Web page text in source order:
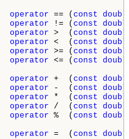
operator == ( const
operator != ( const
operator >  ( const
operator <  ( const
operator >= ( const
operator <= ( const
operator +  ( const
operator -  ( const
operator *  ( const
operator /  ( const
operator %  ( const
operator =  ( const